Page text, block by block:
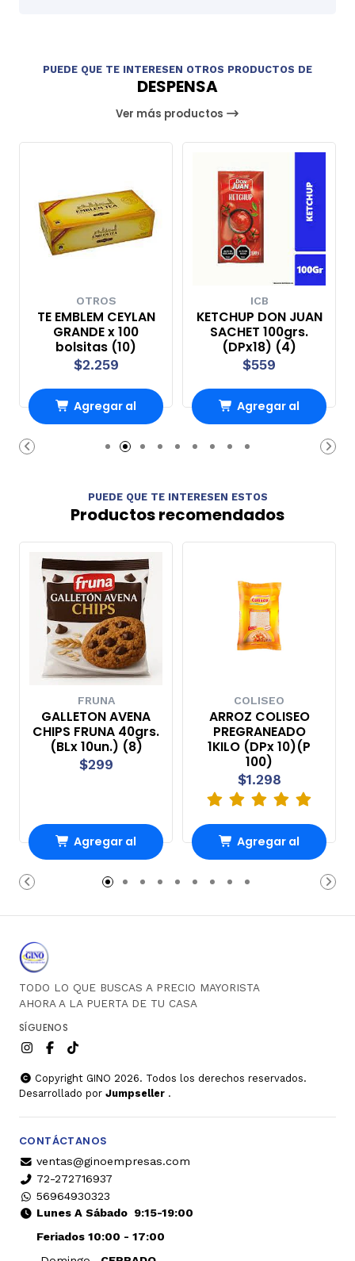
PUEDE QUE TE INTERESEN OTROS PRODUCTOS DE
DESPENSA
Ver más productos
OTROS
TE EMBLEM CEYLAN
GRANDE x 100
bolsitas (10)
$2.259
Agregar al
Carro
ICB
KETCHUP DON JUAN
SACHET 100grs.
(DPx18) (4)
$559
Agregar al
Carro
PUEDE QUE TE INTERESEN ESTOS
Productos recomendados
FRUNA
GALLETON AVENA
CHIPS FRUNA 40grs.
(BLx 10un.) (8)
$299
Agregar al
Carro
COLISEO
ARROZ COLISEO
PREGRANEADO
1KILO (DPx 10)(P
100)
$1.298
Agregar al
Carro
TODO LO QUE BUSCAS A PRECIO MAYORISTA
AHORA A LA PUERTA DE TU CASA
SÍGUENOS
Copyright GINO 2026. Todos los derechos reservados.
Desarrollado por Jumpseller .
CONTÁCTANOS
ventas@ginoempresas.com
72-272716937
56964930323
Lunes A Sábado9:15-19:00
Feriados 10:00 - 17:00